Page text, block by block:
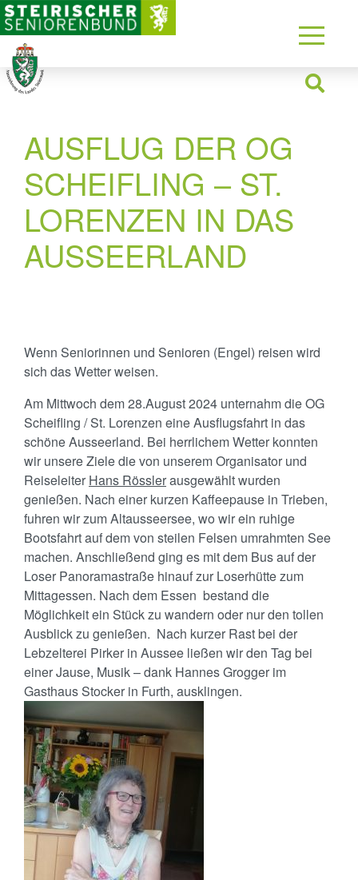
AUSFLUG DER OG
SCHEIFLING – ST.
LORENZEN IN DAS
AUSSEERLAND
Wenn Seniorinnen und Senioren (Engel) reisen wird
sich das Wetter weisen.
Am Mittwoch dem 28.August 2024 unternahm die OG
Scheifling / St. Lorenzen eine Ausflugsfahrt in das
schöne Ausseerland. Bei herrlichem Wetter konnten
wir unsere Ziele die von unserem Organisator und
Reiseleiter Hans Rösslerausgewählt wurden
genießen. Nach einer kurzen Kaffeepause in Trieben,
fuhren wir zum Altausseersee, wo wir ein ruhige
Bootsfahrt auf dem von steilen Felsen umrahmten See
machen. Anschließend ging es mit dem Bus auf der
Loser Panoramastraße hinauf zur Loserhütte zum
Mittagessen. Nach dem Essen bestand die
Möglichkeit ein Stück zu wandern oder nur den tollen
Ausblick zu genießen. Nach kurzer Rast bei der
Lebzelterei Pirker in Aussee ließen wir den Tag bei
einer Jause, Musik – dank Hannes Grogger im
Gasthaus Stocker in Furth, ausklingen.